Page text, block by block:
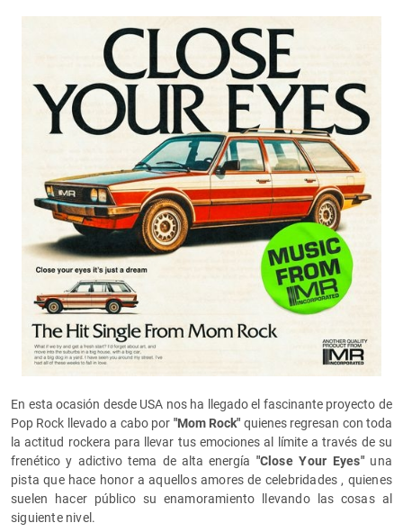
En esta ocasión desde USA nos ha llegado el fascinante proyecto de
Pop Rock llevado a cabo por "Mom Rock" quienes regresan con toda
la actitud rockera para llevar tus emociones al límite a través de su
frenético y adictivo tema de alta energía "Close Your Eyes" una
pista que hace honor a aquellos amores de celebridades , quienes
suelen hacer público su enamoramiento llevando las cosas al
siguiente nivel.